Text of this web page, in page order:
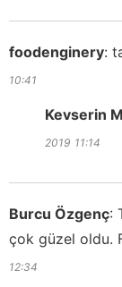
foodenginery:
10:41
Kevserin
2019 11:14
Burcu Özgenç:
çok güzel oldu.
12:34